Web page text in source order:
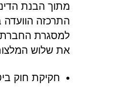
מתוך הבנת
התרכזה
למסגרת
את שלוש
חקיקת חוק